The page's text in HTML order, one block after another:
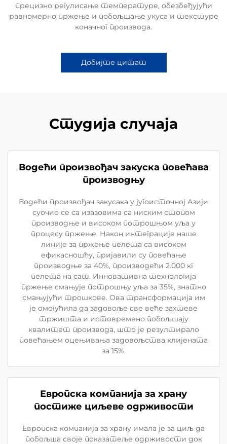
прецизно регулисање температуре, обезбеђујући
равномерно пржење и побољшање укуса и текстуре
коначног производа.
Добијте цитат
Студија случаја
Водећи произвођач закуска повећава
производњу
Водећи произвођач закусака у југоисточној Азији
суочио се са изазовима са ниским стопом
производње и високом потрошњом уља у
процесу пржење. Након интеграције наше
линије за пржење пелета са високом
ефикасношћу, пријавили су повећање
производње за 40%, производећи 2.000 кг
пелета на сат. Инновативна технологија
пржење смањује потрошњу уља за 35%, знатно
смањујући трошкове. Ова трансформација им
је омогућила да задовоље све веће захтеве
тржишта и истовремено побољшају
квалитет производа, што је резултирало
повећањем оцењивања задовољства клијената
за 15%.
Европска компанија за храну
постиже циљеве одрживости
Европска компанија за храну имала је за циљ да
побољша своје показатеље одрживости док